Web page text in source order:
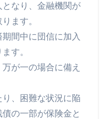
なり、金融機関が
ます。
間中に団信に加入
す。
が一の場合に備え
、困難な状況に陥
の一部が保険金と